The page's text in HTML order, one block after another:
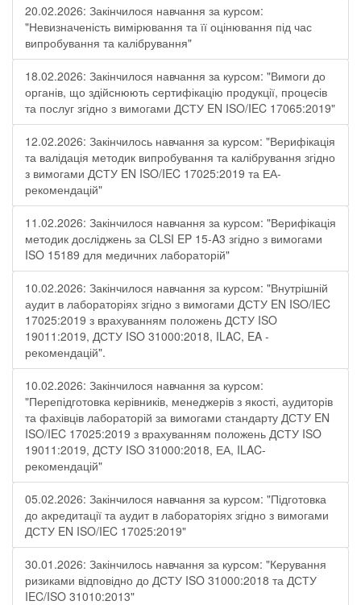
20.02.2026: Закінчилося навчання за курсом:
"Невизначеність вимірювання та її оцінювання під час
випробування та калібрування"
18.02.2026: Закінчилося навчання за курсом: "Вимоги до
органів, що здійснюють сертифікацію продукції, процесів
та послуг згідно з вимогами ДСТУ EN ISO/IEC 17065:2019"
12.02.2026: Закінчилось навчання за курсом: "Верифікація
та валідація методик випробування та калібрування згідно
з вимогами ДСТУ EN ISO/IEC 17025:2019 та ЕА-
рекомендацій"
11.02.2026: Закінчилося навчання за курсом: "Верифікація
методик досліджень за CLSI EP 15-A3 згідно з вимогами
ISO 15189 для медичних лабораторій"
10.02.2026: Закінчилося навчання за курсом: "Внутрішній
аудит в лабораторіях згідно з вимогами ДСТУ EN ISO/IEC
17025:2019 з врахуванням положень ДСТУ ISO
19011:2019, ДСТУ ISO 31000:2018, ILAC, EA -
рекомендацій".
10.02.2026: Закінчилося навчання за курсом:
"Перепідготовка керівників, менеджерів з якості, аудиторів
та фахівців лабораторій за вимогами стандарту ДСТУ EN
ISO/IEC 17025:2019 з врахуванням положень ДСТУ ISO
19011:2019, ДСТУ ISO 31000:2018, ЕА, ILAC-
рекомендацій"
05.02.2026: Закінчилося навчання за курсом: "Підготовка
до акредитації та аудит в лабораторіях згідно з вимогами
ДСТУ EN ISO/IEC 17025:2019"
30.01.2026: Закінчилось навчання за курсом: "Керування
ризиками відповідно до ДСТУ ISO 31000:2018 та ДСТУ
IEC/ISO 31010:2013"